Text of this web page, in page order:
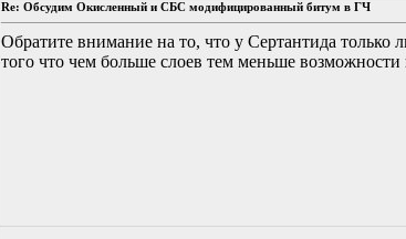
Re: Обсудим Окисленный и СБС модифицированный битум в ГЧ
Обратите внимание на то, что у Сертантида
того что чем больше слоев тем меньше